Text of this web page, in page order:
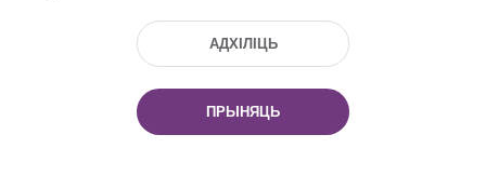
г. Мiнск, Рэспубліка Беларусь, 220114
Тэл.: (+375 17) 368 37 37, Факс: (+375 17)
Эл. пошта: inbox@nlb.by
АДХІЛІЦЬ
ПРЫНЯЦЬ